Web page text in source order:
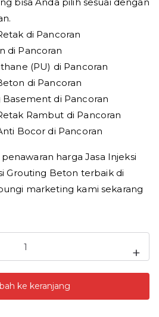
di Pancoran
di Pancoran
(PU) di Pancoran
di Pancoran
Basement di Pancoran
Rambut di Pancoran
Bocor di Pancoran
harga Jasa Injeksi
Grouting Beton terbaik di
marketing kami sekarang
+
ke keranjang